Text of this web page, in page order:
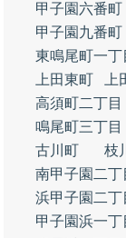
甲子園六番町
甲子園九番町
東鳴尾町一丁
上田東町
高須町二丁目
鳴尾町三丁目
古川町
枝
南甲子園二丁
浜甲子園二丁
甲子園浜一丁